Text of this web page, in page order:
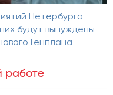
Петербурга
будут вынуждены
Генплана
работе